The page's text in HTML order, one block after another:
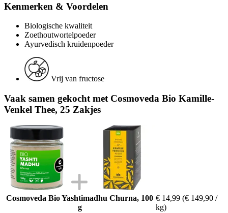
Kenmerken & Voordelen
Biologische kwaliteit
Zoethoutwortelpoeder
Ayurvedisch kruidenpoeder
Vrij van fructose
Vaak samen gekocht met Cosmoveda Bio Kamille-
Venkel Thee, 25 Zakjes
Cosmoveda Bio Yashtimadhu Churna, 100
g
€ 14,99 (€ 149,90 /
kg)